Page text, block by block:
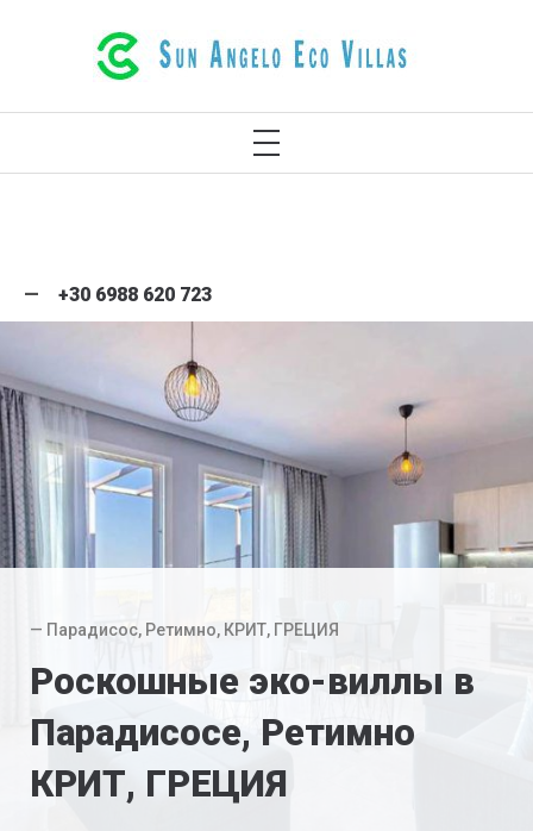
РОСКОШНЫЕ ЭКО-ВИЛЛЫ В
РЕТИМНО НА КРИТЕ, ГРЕЦИЯ
+30 6988 620 723
— Парадисос, Ретимно, КРИТ, ГРЕЦИЯ
Роскошные эко-виллы в
Парадисосе, Ретимно
КРИТ, ГРЕЦИЯ